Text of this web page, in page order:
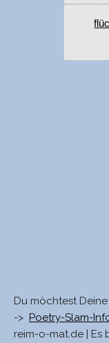
Du möchtest
-> Poetry-Slam-
reim-o-mat.de | Es